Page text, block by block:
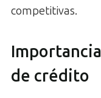
competitivas.
de crédito